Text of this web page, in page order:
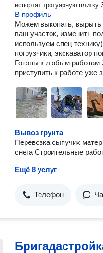
В профиль
Можем выкопать,
ваш участок, изменить
используем спец
погрузчики, экскаватор
Готовы к любым работам
приступить к работе уже
Вывоз грунта
Перевозка сыпучих
снега Строительные
Ещё 8 услуг
Телефон